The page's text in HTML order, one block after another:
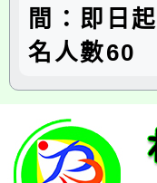
間：即日
名人數60